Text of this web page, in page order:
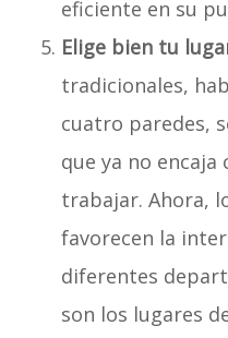
eficiente en su
Elige bien tu
tradicionales,
cuatro paredes,
que ya no encaja
trabajar. Ahora,
favorecen la
diferentes
son los lugares